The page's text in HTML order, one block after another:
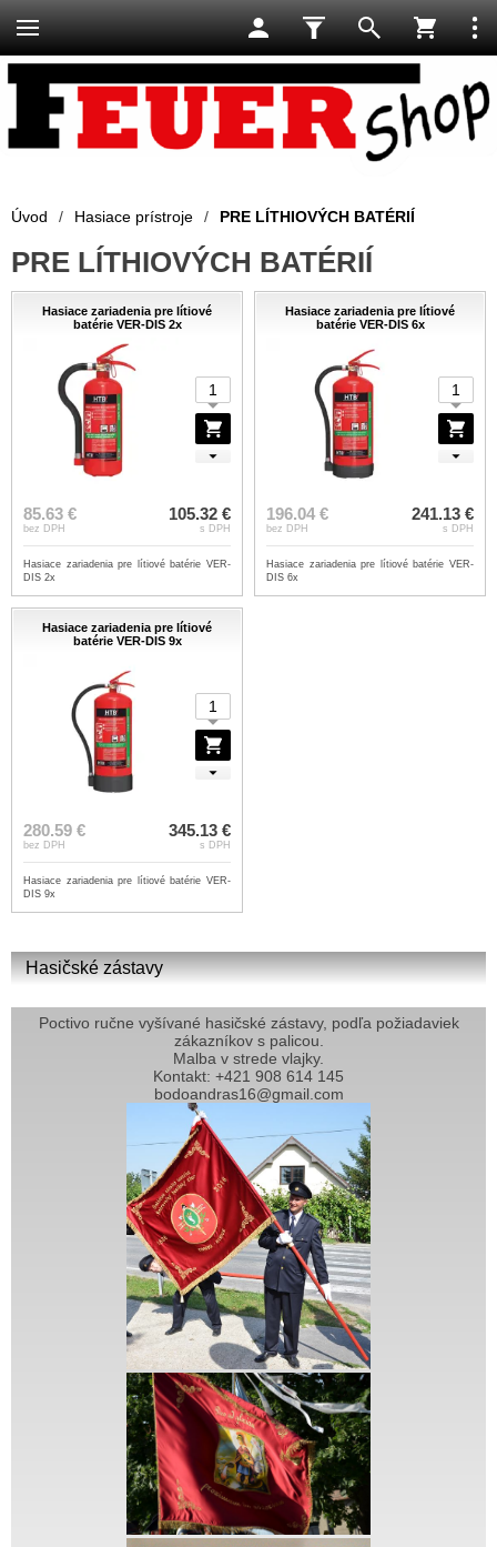
Hasičské zástavy
Poctivo ručne vyšívané hasičské zástavy, podľa požiadaviek
zákazníkov s palicou.
Malba v strede vlajky.
Kontakt: +421 908 614 145
bodoandras16@gmail.com
Úvod / Hasiace prístroje / PRE LÍTHIOVÝCH BATÉRIÍ
PRE LÍTHIOVÝCH BATÉRIÍ
Hasiace zariadenia pre lítiové
batérie VER-DIS 2x
85.63 €
bez DPH
105.32 €
s DPH
Hasiace zariadenia pre lítiové batérie VER-
DIS 2x
Hasiace zariadenia pre lítiové
batérie VER-DIS 6x
196.04 €
bez DPH
241.13 €
s DPH
Hasiace zariadenia pre lítiové batérie VER-
DIS 6x
Hasiace zariadenia pre lítiové
batérie VER-DIS 9x
280.59 €
bez DPH
345.13 €
s DPH
Hasiace zariadenia pre lítiové batérie VER-
DIS 9x